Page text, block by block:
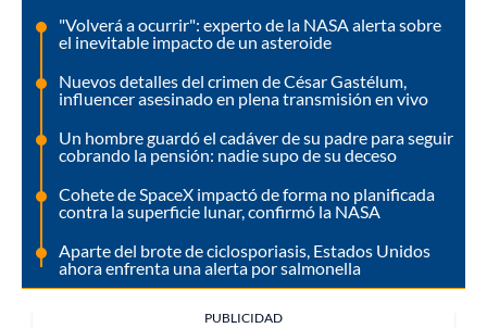
"Volverá a ocurrir": experto de la NASA alerta sobre
el inevitable impacto de un asteroide
Nuevos detalles del crimen de César Gastélum,
influencer asesinado en plena transmisión en vivo
Un hombre guardó el cadáver de su padre para seguir
cobrando la pensión: nadie supo de su deceso
Cohete de SpaceX impactó de forma no planificada
contra la superficie lunar, confirmó la NASA
Aparte del brote de ciclosporiasis, Estados Unidos
ahora enfrenta una alerta por salmonella
PUBLICIDAD